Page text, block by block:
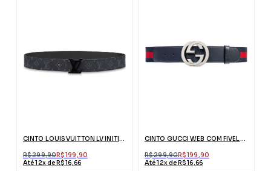
CINTO LOUIS VUITTON LV INITIALES PRETO MATTE
R$ 299,90R$ 199,90
Até 12x de R$ 16,66
CINTO GUCCI WEB COM FIVELA G
R$ 299,90R$ 199,90
Até 12x de R$ 16,66